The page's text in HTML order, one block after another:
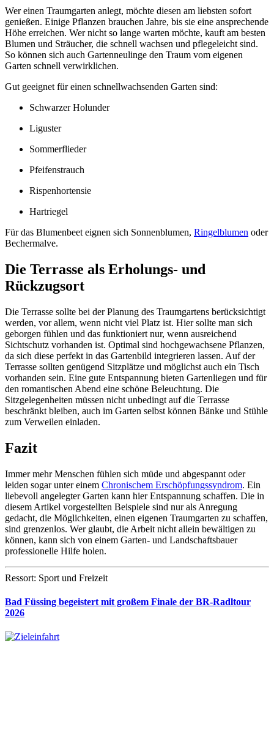
Wer einen Traumgarten anlegt, möchte diesen am liebsten sofort
genießen. Einige Pflanzen brauchen Jahre, bis sie eine ansprechende
Höhe erreichen. Wer nicht so lange warten möchte, kauft am besten
Blumen und Sträucher, die schnell wachsen und pflegeleicht sind.
So können sich auch Gartenneulinge den Traum vom eigenen
Garten schnell verwirklichen.
Gut geeignet für einen schnellwachsenden Garten sind:
Schwarzer Holunder
Liguster
Sommerflieder
Pfeifenstrauch
Rispenhortensie
Hartriegel
Für das Blumenbeet eignen sich Sonnenblumen, Ringelblumen oder
Bechermalve.
Die Terrasse als Erholungs- und
Rückzugsort
Die Terrasse sollte bei der Planung des Traumgartens berücksichtigt
werden, vor allem, wenn nicht viel Platz ist. Hier sollte man sich
geborgen fühlen und das funktioniert nur, wenn ausreichend
Sichtschutz vorhanden ist. Optimal sind hochgewachsene Pflanzen,
da sich diese perfekt in das Gartenbild integrieren lassen. Auf der
Terrasse sollten genügend Sitzplätze und möglichst auch ein Tisch
vorhanden sein. Eine gute Entspannung bieten Gartenliegen und für
den romantischen Abend eine schöne Beleuchtung. Die
Sitzgelegenheiten müssen nicht unbedingt auf die Terrasse
beschränkt bleiben, auch im Garten selbst können Bänke und Stühle
zum Verweilen einladen.
Fazit
Immer mehr Menschen fühlen sich müde und abgespannt oder
leiden sogar unter einem Chronischem Erschöpfungssyndrom. Ein
liebevoll angelegter Garten kann hier Entspannung schaffen. Die in
diesem Artikel vorgestellten Beispiele sind nur als Anregung
gedacht, die Möglichkeiten, einen eigenen Traumgarten zu schaffen,
sind grenzenlos. Wer glaubt, die Arbeit nicht allein bewältigen zu
können, kann sich von einem Garten- und Landschaftsbauer
professionelle Hilfe holen.
Ressort: Sport und Freizeit
Bad Füssing begeistert mit großem Finale der BR-Radltour
2026